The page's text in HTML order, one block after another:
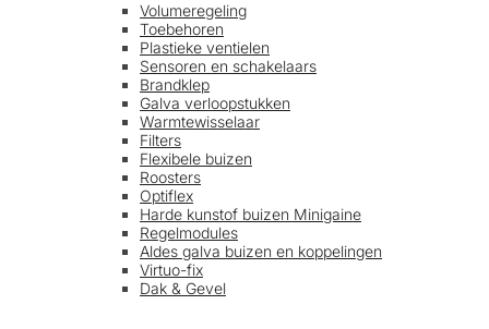
Volumeregeling
Toebehoren
Plastieke ventielen
Sensoren en schakelaars
Brandklep
Galva verloopstukken
Warmtewisselaar
Filters
Flexibele buizen
Roosters
Optiflex
Harde kunstof buizen Minigaine
Regelmodules
Aldes galva buizen en koppelingen
Virtuo-fix
Dak & Gevel